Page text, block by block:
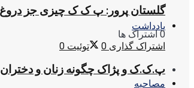
یادداشت
مصاحبه
گلستان پرور: پ ک ک چیزی جز
0 اشتراک ها
اشتراک گذاری 0 توئیت 0
پ.ک.ک و پژاک چگونه زنان و دختران